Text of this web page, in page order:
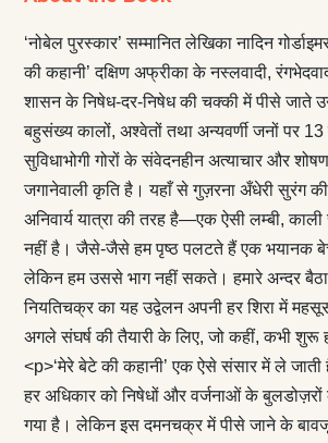
‘नोबेल पुरस्कार’ सम्मानित लेखिका नादिन
की कहानी’ दक्षिण अफ्रीका के नस्लवादी,
शासन के निषेध-दर-निषेध की चक्की में पीसे जाते
बहुसंख्य कालों, अश्वेतों तथा अन्यवर्णी जनों पर 13
सुविधाभोगी गोरों के संवेदनहीन अत्याचार और
जगानेवाली कृति है। यहाँ से गुज़रना अँधेरी सुरंग
अनिवार्य यात्रा की तरह है—एक ऐसी लम्बी,
नहीं है। जैसे-जैसे हम पृष्ठ पलटते हैं एक भयानक
लेकिन हम उससे भाग नहीं सकते। हमारे अन्दर
नियतिचक्र का यह उद्वेलन अपनी हर शिरा में
अगले संघर्ष की तैयारी के लिए, जो कहीं, कभी शुरू
<p>‘मेरे बेटे की कहानी’ एक ऐसे संसार में ले जाती
हर अधिकार को निषेधों और वर्जनाओं के
गया है। लेकिन इस दमनचक्र में पीसे जाने के